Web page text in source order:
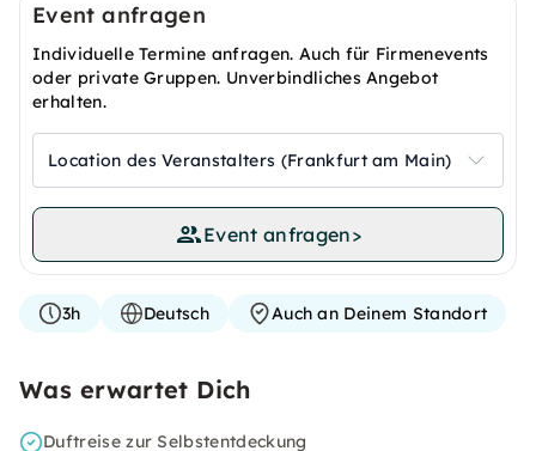
Event anfragen
Individuelle Termine anfragen. Auch für Firmenevents
oder private Gruppen. Unverbindliches Angebot
erhalten.
Location des Veranstalters (Frankfurt am Main)
Event anfragen>
3h Deutsch Auch an Deinem Standort
Was erwartet Dich
Duftreise zur Selbstentdeckung